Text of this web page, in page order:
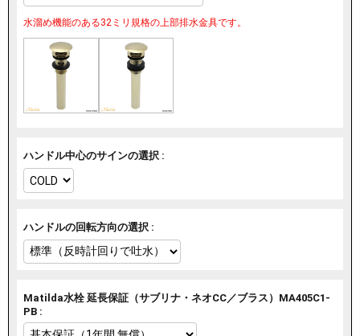
水溜め機能のある32ミリ規格の上部排水金具です。
ハンドル中心のサインの選択 :
ハンドルの回転方向の選択 :
Matilda水栓 延長保証（サブリナ・ネオCC／ブラス）MA405C1-
PB :